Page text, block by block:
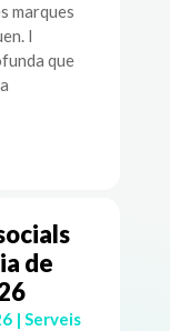
marques
I
que
de
| Serveis